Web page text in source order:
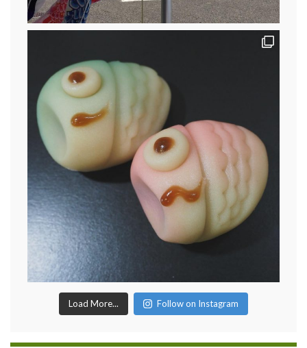
Load More... Follow on Instagram